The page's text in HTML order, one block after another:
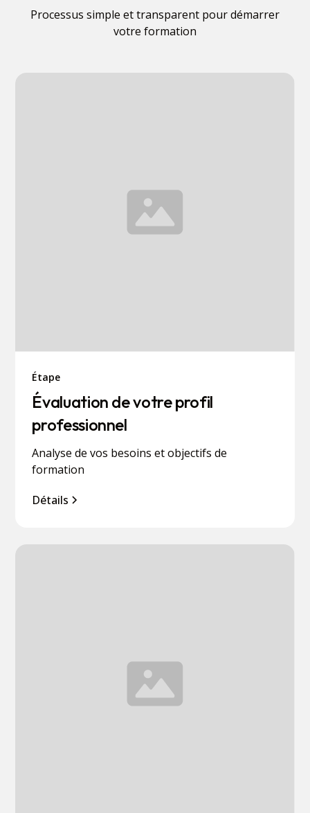
Processus simple et transparent pour démarrer
votre formation
Étape
Évaluation de votre profil
professionnel
Analyse de vos besoins et objectifs de
formation
Détails